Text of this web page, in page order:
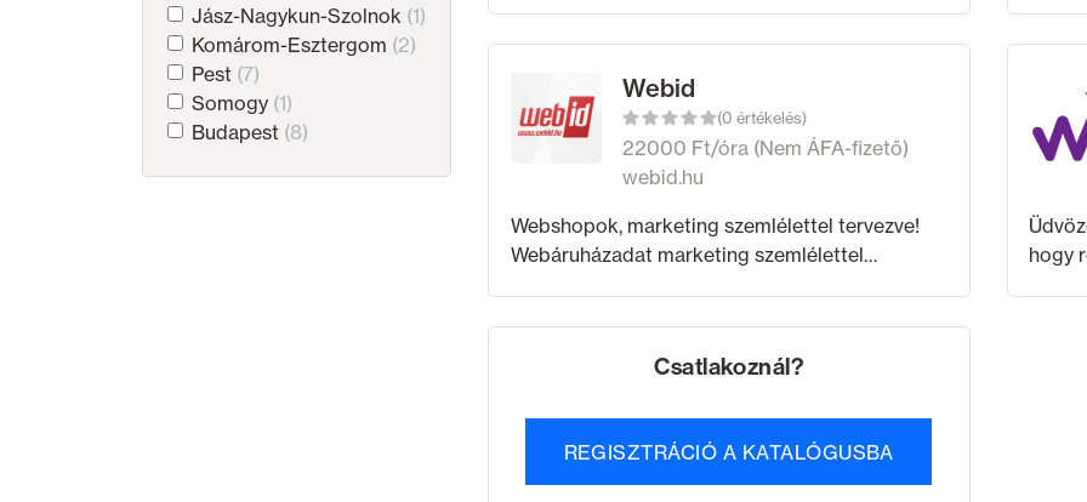
Jász-Nagykun-Szolnok (1)
Komárom-Esztergom (2)
Pest (7)
Somogy (1)
Budapest (8)
Webid
(0 értékelés)
22000 Ft/óra (Nem ÁFA-fizető)
webid.hu
Webshopok, marketing szemlélettel tervezve!
Webáruházadat marketing szemlélettel
hogy
Csatlakoznál?
REGISZTRÁCIÓ A KATALÓGUSBA